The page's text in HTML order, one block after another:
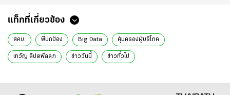
แท็กที่เกี่ยวข้อง
สคบ. พี่ปกป้อง Big Data คุ้มครองผู้บริโภค
เทวัญ ลิปตพัลลภ ข่าววันนี้ ข่าวทั่วไป